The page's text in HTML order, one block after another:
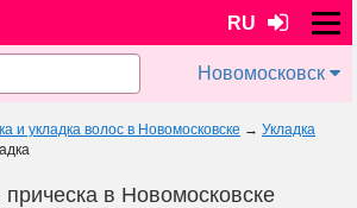
RU
Новомосковск
и укладка волос в Новомосковске → Укладка
прическа в Новомосковске